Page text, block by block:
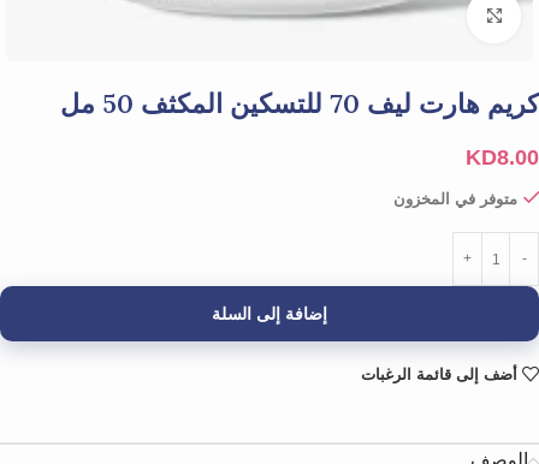
Click to enlarge
كريم هارت ليف 70 للتسكين المكثف 50 مل
KD8.00
متوفر في المخزون
إضافة إلى السلة
أضف إلى قائمة الرغبات
الوصف